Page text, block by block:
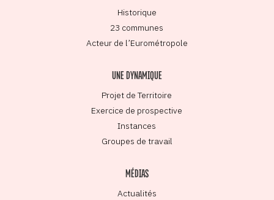
Historique
23 communes
Acteur de l’Eurométropole
UNE DYNAMIQUE
Projet de Territoire
Exercice de prospective
Instances
Groupes de travail
MÉDIAS
Actualités